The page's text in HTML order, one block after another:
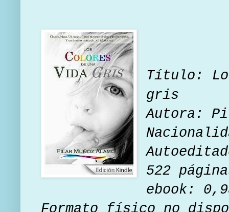
Título:
gris
Autora:
522
ebook:
Formato físico no